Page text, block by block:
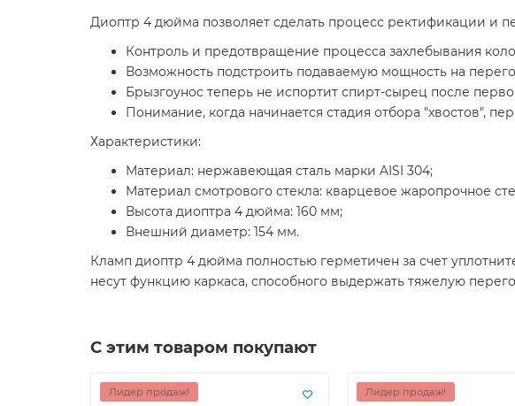
Диоптр 4 дюйма позволяет сделать процесс ректификации и
Контроль и предотвращение процесса захлебывания
Возможность подстроить подаваемую мощность на
Брызгоунос теперь не испортит спирт-сырец после
Понимание, когда начинается стадия отбора "хвостов",
Характеристики:
Материал: нержавеющая сталь марки AISI 304;
Материал смотрового стекла: кварцевое жаропрочное
Высота диоптра 4 дюйма: 160 мм;
Внешний диаметр: 154 мм.
Кламп диоптр 4 дюйма полностью герметичен за счет
несут функцию каркаса, способного выдержать тяжелую
С этим товаром покупают
Лидер продаж! Лидер продаж!